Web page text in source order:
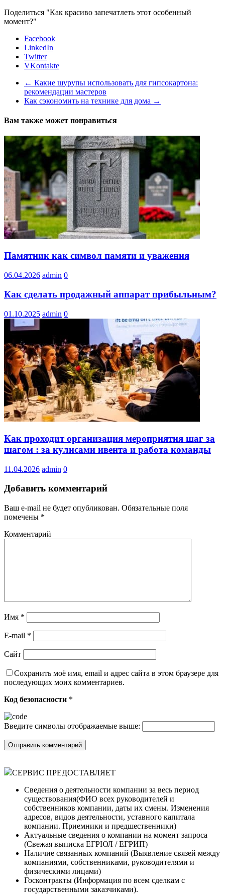
Поделиться "Как красиво запечатлеть этот особенный
момент?"
Facebook
LinkedIn
Twitter
VKontakte
← Какие шурупы использовать для гипсокартона:
рекомендации мастеров
Как сэкономить на технике для дома →
Вам также может понравиться
Памятник как символ памяти и уважения
06.04.2026 admin 0
Как сделать продажный аппарат прибыльным?
01.10.2025 admin 0
Как проходит организация мероприятия шаг за
шагом : за кулисами ивента и работа команды
11.04.2026 admin 0
Добавить комментарий
Ваш e-mail не будет опубликован. Обязательные поля
помечены *
Комментарий
Имя *
E-mail *
Сайт
Сохранить моё имя, email и адрес сайта в этом браузере для
последующих моих комментариев.
Код безопасности *
Введите символы отображаемые выше:
СЕРВИС ПРЕДОСТАВЛЯЕТ
Сведения о деятельности компании за весь период
существования(ФИО всех руководителей и
собственников компании, даты их смены. Изменения
адресов, видов деятельности, уставного капитала
компании. Приемники и предшественники)
Актуальные сведения о компании на момент запроса
(Cвежая выписка ЕГРЮЛ / ЕГРИП)
Наличие связанных компаний (Выявление связей между
компаниями, собственниками, руководителями и
физическими лицами)
Госконтракты (Информация по всем сделкам с
государственными заказчиками).